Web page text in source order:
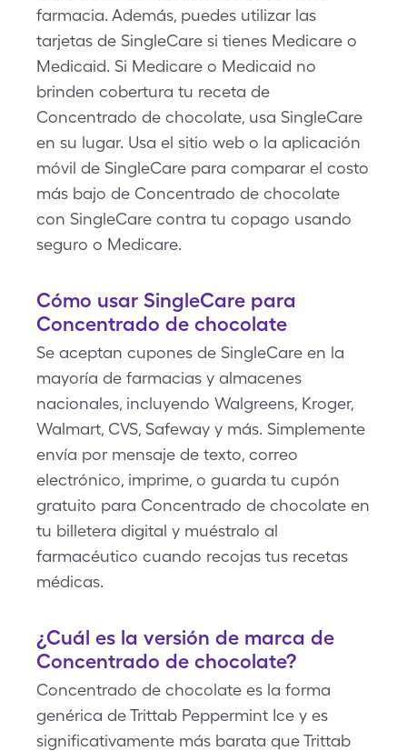
farmacia. Además, puedes utilizar las
tarjetas de SingleCare si tienes Medicare o
Medicaid. Si Medicare o Medicaid no
brinden cobertura tu receta de
Concentrado de chocolate, usa SingleCare
en su lugar. Usa el sitio web o la aplicación
móvil de SingleCare para comparar el costo
más bajo de Concentrado de chocolate
con SingleCare contra tu copago usando
seguro o Medicare.
Cómo usar SingleCare para
Concentrado de chocolate
Se aceptan cupones de SingleCare en la
mayoría de farmacias y almacenes
nacionales, incluyendo Walgreens, Kroger,
Walmart, CVS, Safeway y más. Simplemente
envía por mensaje de texto, correo
electrónico, imprime, o guarda tu cupón
gratuito para Concentrado de chocolate en
tu billetera digital y muéstralo al
farmacéutico cuando recojas tus recetas
médicas.
¿Cuál es la versión de marca de
Concentrado de chocolate?
Concentrado de chocolate es la forma
genérica de Trittab Peppermint Ice y es
significativamente más barata que Trittab